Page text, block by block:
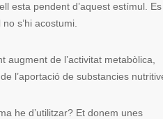
esta pendent d’aquest estímul. Es
s’hi acostumi.
de l’activitat metabòlica,
l’aportació de substancies
he d’utilitzar? Et donem unes